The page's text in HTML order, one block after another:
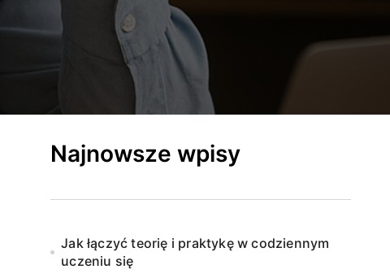
Najnowsze wpisy
Jak łączyć teorię i praktykę w codziennym
uczeniu się